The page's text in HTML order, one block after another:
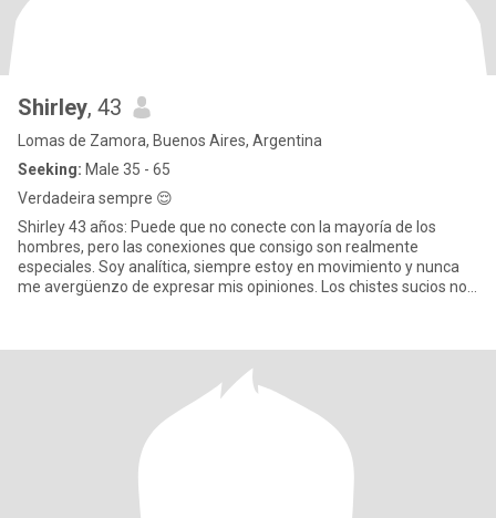
Shirley, 43
Lomas de Zamora, Buenos Aires, Argentina
Seeking: Male 35 - 65
Verdadeira sempre 😌
Shirley 43 años: Puede que no conecte con la mayoría de los
hombres, pero las conexiones que consigo son realmente
especiales. Soy analítica, siempre estoy en movimiento y nunca
me avergüenzo de expresar mis opiniones. Los chistes sucios no